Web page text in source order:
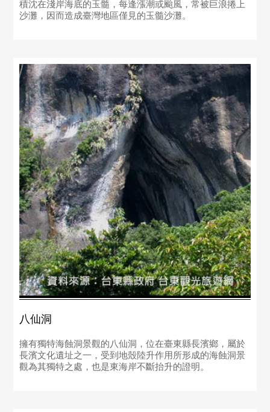
積沈在淺岸海底的玉髓，每逢漲潮或颱風，常被巨浪捲上
沙灘，因而造成臺灣地區僅見的玉髓沙灘。
八仙洞
擁有獨特海蝕洞景觀的八仙洞，位在臺東縣長濱鄉，屬於
長濱文化遺址之一，受到地殼陸升作用所形成的海蝕洞景
觀為其獨特之處，也是東海岸不斷抬升的證明。